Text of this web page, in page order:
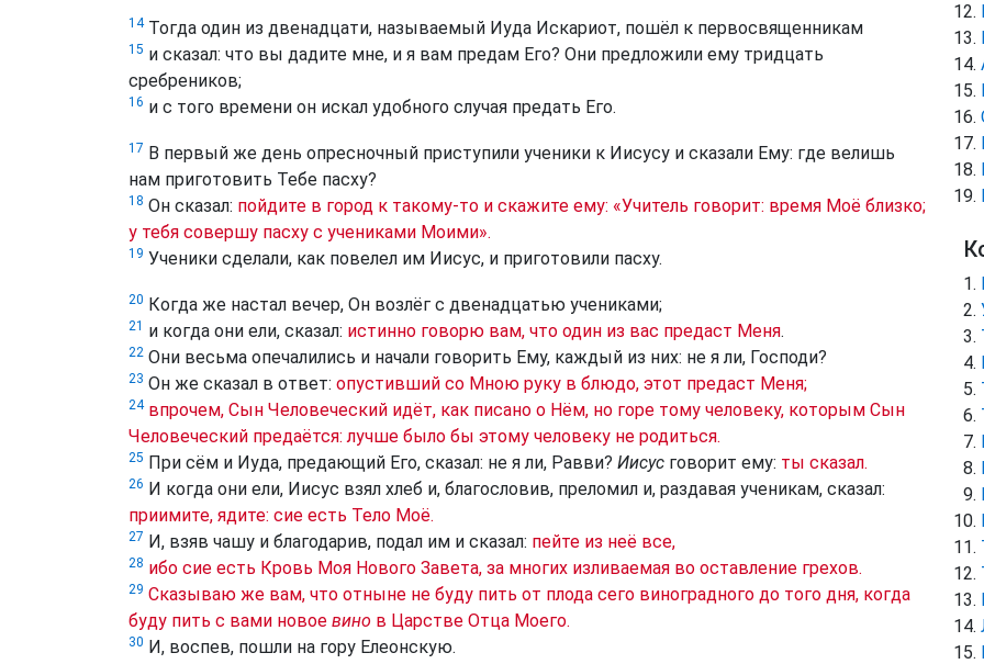
14Тогда один из двенадцати, называемый Иуда Искариот, пошёл к первосвященникам
15 и сказал: что вы дадите мне, и я вам предам Его? Они предложили ему тридцать
сребреников;
16 и с того времени он искал удобного случая предать Его.
17 В первый же день опресночный приступили ученики к Иисусу и сказали Ему: где велишь
нам приготовить Тебе пасху?
18 Он сказал: пойдите в город к такому-то и скажите ему: «Учитель говорит: время Моё близко;
у тебя совершу пасху с учениками Моими».
19 Ученики сделали, как повелел им Иисус, и приготовили пасху.
20 Когда же настал вечер, Он возлёг с двенадцатью учениками;
21 и когда они ели, сказал: истинно говорю вам, что один из вас предаст Меня.
22 Они весьма опечалились и начали говорить Ему, каждый из них: не я ли, Господи?
23 Он же сказал в ответ: опустивший со Мною руку в блюдо, этот предаст Меня;
24 впрочем, Сын Человеческий идёт, как писано о Нём, но горе тому человеку, которым Сын
Человеческий предаётся: лучше было бы этому человеку не родиться.
25 При сём и Иуда, предающий Его, сказал: не я ли, Равви? Иисус говорит ему: ты сказал.
26 И когда они ели, Иисус взял хлеб и, благословив, преломил и, раздавая ученикам, сказал:
приимите, ядите: сие есть Тело Моё.
27 И, взяв чашу и благодарив, подал им и сказал: пейте из неё все,
28 ибо сие есть Кровь Моя Нового Завета, за многих изливаемая во оставление грехов.
29 Сказываю же вам, что отныне не буду пить от плода сего виноградного до того дня, когда
буду пить с вами новое вино в Царстве Отца Моего.
30 И, воспев, пошли на гору Елеонскую.